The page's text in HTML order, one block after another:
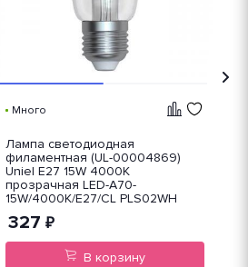
Много
Лампа светодиодная
филаментная (UL-00004869)
Uniel E27 15W 4000K
прозрачная LED-A70-
15W/4000K/E27/CL PLS02WH
327 ₽
В корзину